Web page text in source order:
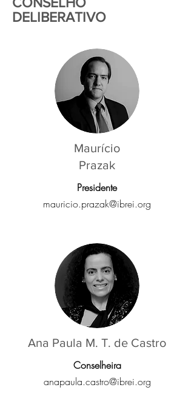
DELIBERATIVO
Maurício
Prazak
Presidente
mauricio.prazak@ibrei.org
Ana Paula M. T. de Castro
Conselheira
anapaula.castro@ibrei.org